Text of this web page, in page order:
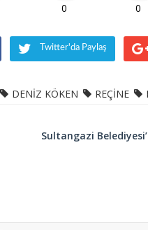
0 0
Twitter'da Paylaş
DENİZ KÖKEN REÇİNE
Sultangazi